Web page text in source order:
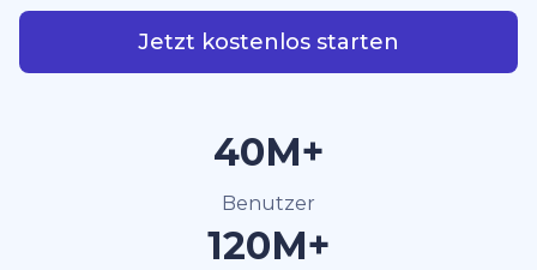
Jetzt kostenlos starten
40M+
Benutzer
120M+